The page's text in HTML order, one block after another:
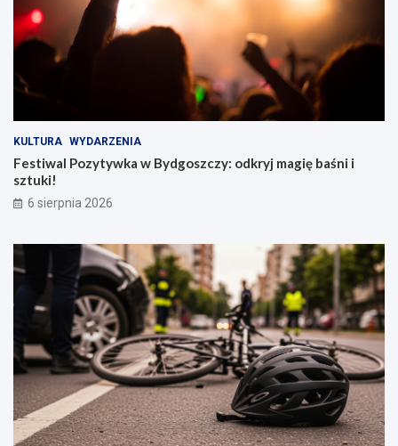
KULTURA WYDARZENIA
Festiwal Pozytywka w Bydgoszczy: odkryj magię baśni i
sztuki!
6 sierpnia 2026